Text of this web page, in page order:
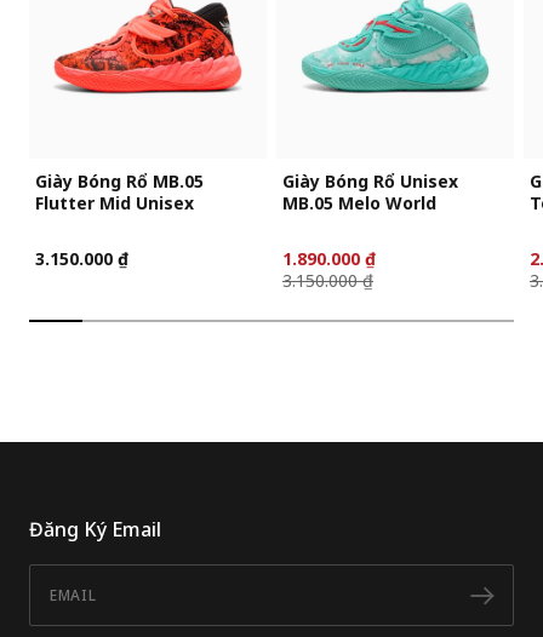
Giày Bóng Rổ MB.05
Flutter Mid Unisex
3.150.000 ₫
Giày Bóng Rổ Unisex
MB.05 Melo World
1.890.000 ₫
3.150.000 ₫
Đăng Ký Email